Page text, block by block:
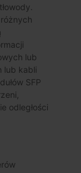
lub
lub kabli
SFP
odległości